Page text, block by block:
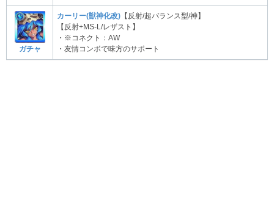
ガチャ
カーリー(獣神化改) 【反射/超バランス型/神】
【反射+MS-L/レザスト】
・※コネクト：AW
・友情コンボで味方のサポート